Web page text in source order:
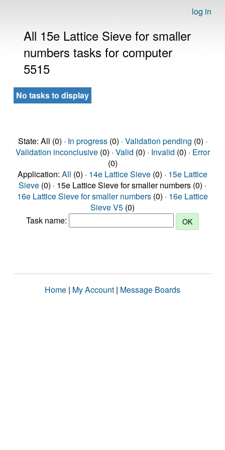
log in
All 15e Lattice Sieve for smaller
numbers tasks for computer
5515
No tasks to display
State: All (0) · In progress(0) · Validation pending (0) ·
Validation inconclusive(0) · Valid (0) · Invalid (0) · Error
(0)
Application: All (0) · 14e Lattice Sieve (0) · 15e Lattice
Sieve (0) · 15e Lattice Sieve for smaller numbers (0) ·
16e Lattice Sieve for smaller numbers (0) · 16e Lattice
Sieve V5 (0)
Task name:
Home | My Account | Message Boards